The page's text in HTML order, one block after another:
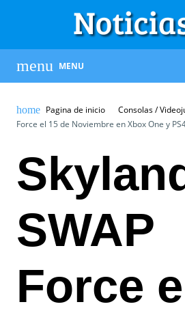
MENU
Pagina de inicio Consolas /
Force el 15 de Noviembre en Xbox One y
SWAP
Force